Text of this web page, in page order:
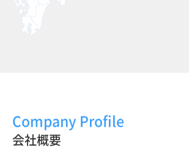
Company Profile
会社概要